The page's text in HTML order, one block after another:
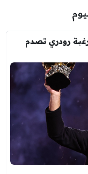
رودري تصدم